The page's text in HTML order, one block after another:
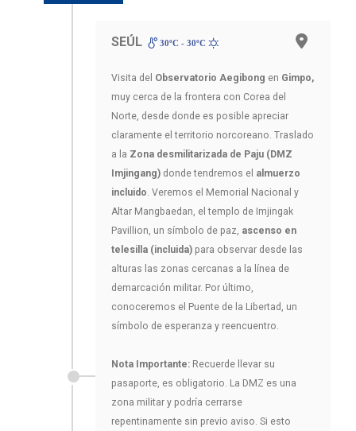
SEÚL 30ºC - 30ºC
Visita del Observatorio Aegibong en Gimpo,
muy cerca de la frontera con Corea del
Norte, desde donde es posible apreciar
claramente el territorio norcoreano. Traslado
a la Zona desmilitarizada de Paju (DMZ
Imjingang) donde tendremos el almuerzo
incluido. Veremos el Memorial Nacional y
Altar Mangbaedan, el templo de Imjingak
Pavillion, un símbolo de paz, ascenso en
telesilla (incluida) para observar desde las
alturas las zonas cercanas a la línea de
demarcación militar. Por último,
conoceremos el Puente de la Libertad, un
símbolo de esperanza y reencuentro.
Nota Importante: Recuerde llevar su
pasaporte, es obligatorio. La DMZ es una
zona militar y podría cerrarse
repentinamente sin previo aviso. Si esto